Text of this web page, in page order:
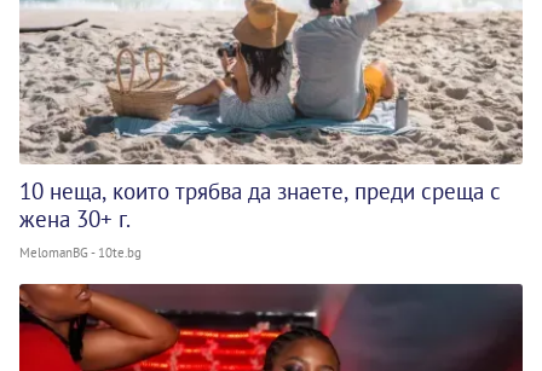
10 неща, които трябва да знаете, преди среща с
жена 30+ г.
MelomanBG - 10te.bg